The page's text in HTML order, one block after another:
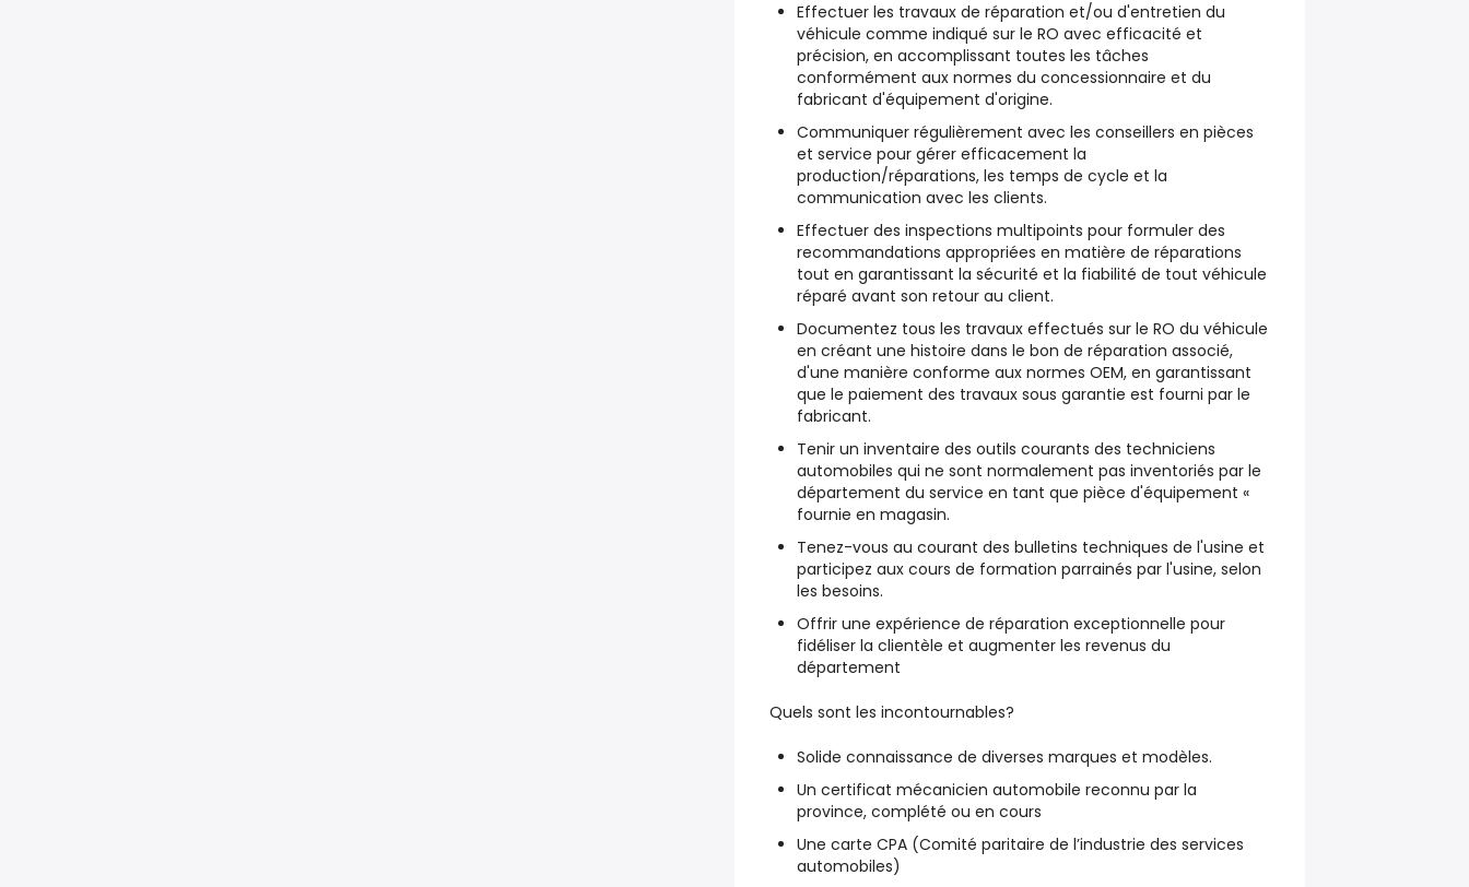
Effectuer les travaux de réparation et/ou d'entretien du
véhicule comme indiqué sur le RO avec efficacité et
précision, en accomplissant toutes les tâches
conformément aux normes du concessionnaire et du
fabricant d'équipement d'origine.
Communiquer régulièrement avec les conseillers en pièces
et service pour gérer efficacement la
production/réparations, les temps de cycle et la
communication avec les clients.
Effectuer des inspections multipoints pour formuler des
recommandations appropriées en matière de réparations
tout en garantissant la sécurité et la fiabilité de tout véhicule
réparé avant son retour au client.
Documentez tous les travaux effectués sur le RO du véhicule
en créant une histoire dans le bon de réparation associé,
d'une manière conforme aux normes OEM, en garantissant
que le paiement des travaux sous garantie est fourni par le
fabricant.
Tenir un inventaire des outils courants des techniciens
automobiles qui ne sont normalement pas inventoriés par le
département du service en tant que pièce d'équipement «
fournie en magasin.
Tenez-vous au courant des bulletins techniques de l'usine et
participez aux cours de formation parrainés par l'usine, selon
les besoins.
Offrir une expérience de réparation exceptionnelle pour
fidéliser la clientèle et augmenter les revenus du
département
Quels sont les incontournables?
Solide connaissance de diverses marques et modèles.
Un certificat mécanicien automobile reconnu par la
province, complété ou en cours
Une carte CPA (Comité paritaire de l’industrie des services
automobiles)